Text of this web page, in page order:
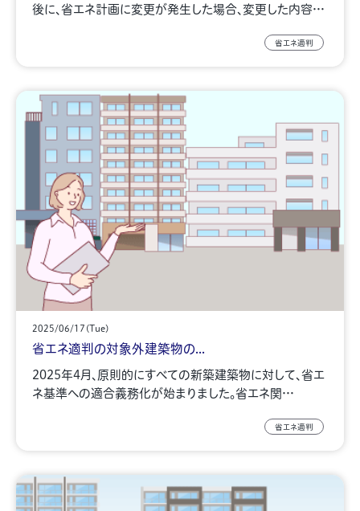
後に、省エネ計画に変更が発生した場合、変更した内容…
省エネ適判
2025/06/17(Tue)
省エネ適判の対象外建築物の...
2025年4月、原則的にすべての新築建築物に対して、省エ
ネ基準への適合義務化が始まりました。省エネ関…
省エネ適判